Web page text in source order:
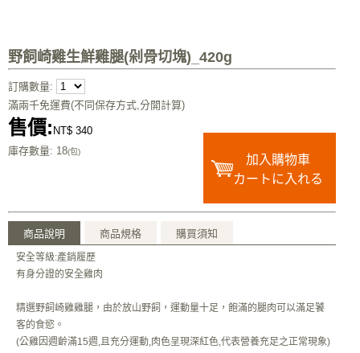
野飼崎雞生鮮雞腿(剁骨切塊)_420g
訂購數量:
滿兩千免運費(不同保存方式,分開計算)
售價: NT$ 340
庫存數量: 18(包)
加入購物車
カートに入れる
商品說明 商品規格 購買須知
安全等級:產銷履歷
有身分證的安全雞肉
精選野飼崎雞雞腿，由於放山野飼，運動量十足，飽滿的腿肉可以滿足饕
客的食慾。
(公雞因週齡滿15週,且充分運動,肉色呈現深紅色,代表營養充足之正常現象)